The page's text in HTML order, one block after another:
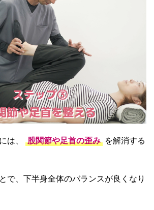
ステップ③
節や足首を整える
は、 股関節や足首の歪み を解消する
で、下半身全体のバランスが良くなり